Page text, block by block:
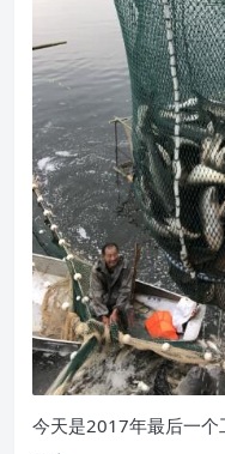
今天是2017年最后一